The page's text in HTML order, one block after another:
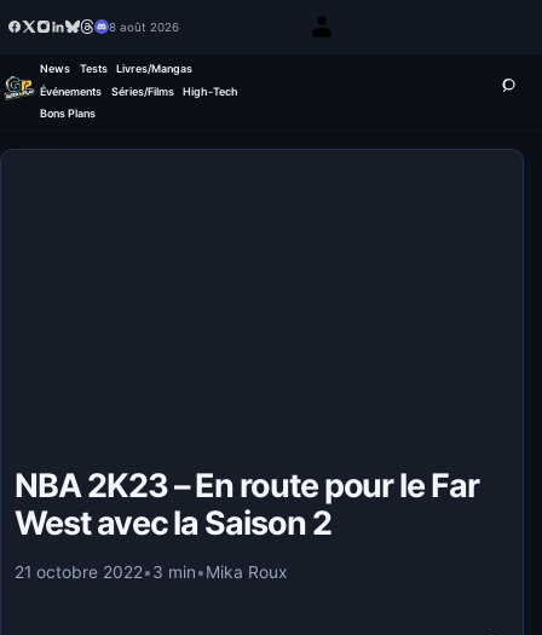
8 août 2026
News Tests
Livres/Mangas
Événements
Séries/Films
High-Tech
Bons Plans
NBA 2K23 – En route pour le Far
West avec la Saison 2
21 octobre 2022•3 min•Mika Roux